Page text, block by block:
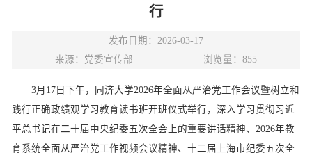
行
发布日期：2026-03-17
来源：党委宣传部
浏览量： 855
3月 17 日下午，同济大学2026年全面从严治党工作会议暨树立和
践行正确政绩观学习教育读书班开班仪式举行，深入学习贯彻习近
平总书记在二十届中央纪委五次全会上的重要讲话精神、2026年教
育系统全面从严治党工作视频会议精神、十二届上海市纪委五次全